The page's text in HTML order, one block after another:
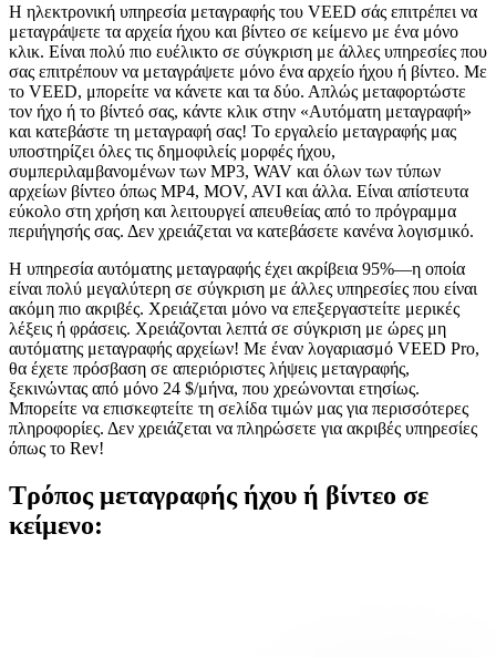
Η ηλεκτρονική υπηρεσία μεταγραφής του VEED σάς επιτρέπει να
μεταγράψετε τα αρχεία ήχου και βίντεο σε κείμενο με ένα μόνο
κλικ. Είναι πολύ πιο ευέλικτο σε σύγκριση με άλλες υπηρεσίες που
σας επιτρέπουν να μεταγράψετε μόνο ένα αρχείο ήχου ή βίντεο. Με
το VEED, μπορείτε να κάνετε και τα δύο. Απλώς μεταφορτώστε
τον ήχο ή το βίντεό σας, κάντε κλικ στην «Αυτόματη μεταγραφή»
και κατεβάστε τη μεταγραφή σας! Το εργαλείο μεταγραφής μας
υποστηρίζει όλες τις δημοφιλείς μορφές ήχου,
συμπεριλαμβανομένων των MP3, WAV και όλων των τύπων
αρχείων βίντεο όπως MP4, MOV, AVI και άλλα. Είναι απίστευτα
εύκολο στη χρήση και λειτουργεί απευθείας από το πρόγραμμα
περιήγησής σας. Δεν χρειάζεται να κατεβάσετε κανένα λογισμικό.
Η υπηρεσία αυτόματης μεταγραφής έχει ακρίβεια 95%—η οποία
είναι πολύ μεγαλύτερη σε σύγκριση με άλλες υπηρεσίες που είναι
ακόμη πιο ακριβές. Χρειάζεται μόνο να επεξεργαστείτε μερικές
λέξεις ή φράσεις. Χρειάζονται λεπτά σε σύγκριση με ώρες μη
αυτόματης μεταγραφής αρχείων! Με έναν λογαριασμό VEED Pro,
θα έχετε πρόσβαση σε απεριόριστες λήψεις μεταγραφής,
ξεκινώντας από μόνο 24 $/μήνα, που χρεώνονται ετησίως.
Μπορείτε να επισκεφτείτε τη σελίδα τιμών μας για περισσότερες
πληροφορίες. Δεν χρειάζεται να πληρώσετε για ακριβές υπηρεσίες
όπως το Rev!
Τρόπος μεταγραφής ήχου ή βίντεο σε
κείμενο: